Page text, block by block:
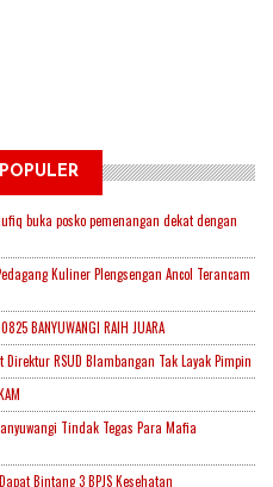
buka posko pemenangan dekat dengan
Kuliner Plengsengan Ancol Terancam
BANYUWANGI RAIH JUARA
RSUD Blambangan Tak Layak Pimpin
Tindak Tegas Para Mafia
Bintang 3 BPJS Kesehatan